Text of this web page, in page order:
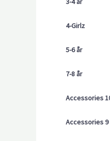
4-Girlz
5-6 år
7-8 år
Accessories
Accessories 9